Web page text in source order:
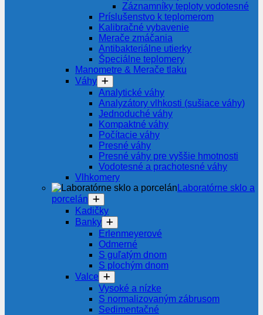
Záznamníky teploty vodotesné
Príslušenstvo k teplomerom
Kalibračné vybavenie
Merače zmáčania
Antibakteriálne utierky
Špeciálne teplomery
Manometre & Merače tlaku
Váhy
Analytické váhy
Analyzátory vlhkosti (sušiace váhy)
Jednoduché váhy
Kompaktné váhy
Počítacie váhy
Presné váhy
Presné váhy pre vyššie hmotnosti
Vodotesné a prachotesné váhy
Vlhkomery
Laboratórne sklo a
porcelán
Kadičky
Banky
Erlenmeyerové
Odmerné
S guľatým dnom
S plochým dnom
Valce
Vysoké a nízke
S normalizovaným zábrusom
Sedimentačné